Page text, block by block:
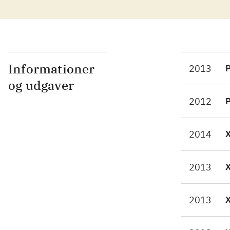
Informationer
og udgaver
2013
2012
2014
2013
2013